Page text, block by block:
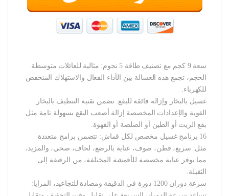
سعة 9 كجم مع تصنيف طاقة 5 نجوم: مثالية للعائلات متوسطة
الحجم، تجمع هذه الغسالة بين الأداء الفعال والاستهلاك المنخفض
للكهرباء.
غسيل بالبخار وإزالة فائقة للبقع: تضمن تقنية التنظيف بالبخار
القوية والإعدادات المخصصة إزالة أصعب البقع بسهولة تامة مثل
بقع الزيت أو الطين أو الصلصة أو القهوة.
16 برنامج غسيل مخصص لكل قماش: تتضمن برامج متعددة
مثل: سريع، قطن، صوف، عناية بالرضع، لحاف، صحي، والمزيد،
مما يوفر عناية مخصصة للأقمشة المختلفة، من الرقيقة إلى
الثقيلة.
سرعة دوران 1200 دورة في الدقيقة ومضادة للتجاعيد، المزايا: